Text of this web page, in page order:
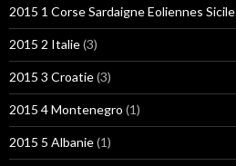
2015 1 Corse Sardaigne Eoliennes Sicile
2015 2 Italie(3)
2015 3 Croatie(3)
2015 4 Montenegro (1)
2015 5 Albanie(1)